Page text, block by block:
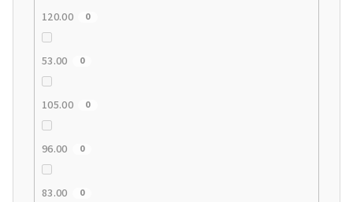
120.00 0
53.00 0
105.00 0
96.00 0
83.00 0